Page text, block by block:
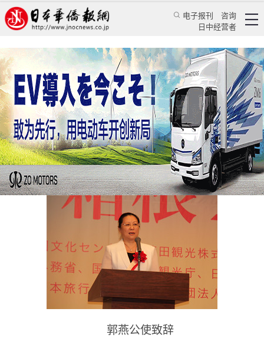
电子报刊
咨询
日中经营者
郭燕公使出席“中秋节in 箱根2016”活动
华人新闻 使领馆新闻
中国驻日本大使馆 2016/9/8 15:39:42
郭燕公使致辞